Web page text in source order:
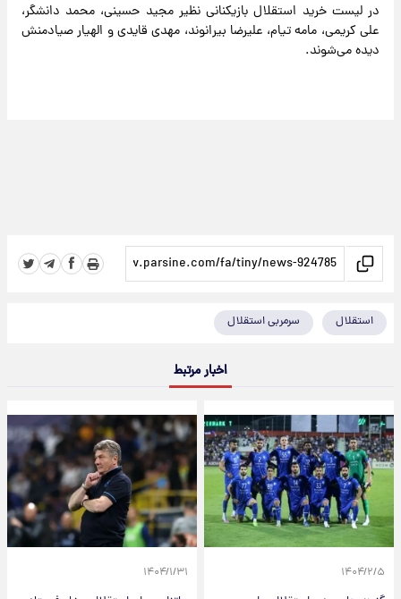
در لیست خرید استقلال بازیکنانی نظیر مجید حسینی، محمد دانشگر،
علی کریمی، مامه تیام، علیرضا بیرانوند، مهدی قایدی و الهیار صیادمنش
دیده می‌شوند.
استقلال سرمربی استقلال
اخبار مرتبط
۱۴۰۴/۲/۵ ۱۴۰۴/۱/۳۱